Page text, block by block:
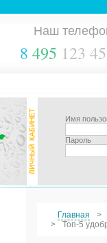
Наш
8 495 123
Имя
Пароль
Главная
Топ-5